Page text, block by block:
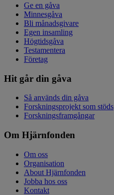
Ge en gåva
Minnesgåva
Bli månadsgivare
Egen insamling
Högtidsgåva
Testamentera
Företag
Hit går din gåva
Så används din gåva
Forskningsprojekt som stöds
Forskningsframgångar
Om Hjärnfonden
Om oss
Organisation
About Hjärnfonden
Jobba hos oss
Kontakt